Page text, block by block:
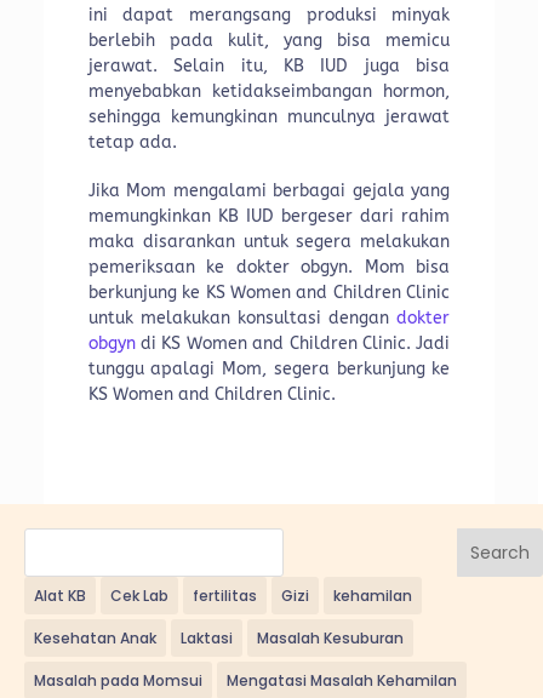
ini dapat merangsang produksi minyak
berlebih pada kulit, yang bisa memicu
jerawat. Selain itu, KB IUD juga bisa
menyebabkan ketidakseimbangan hormon,
sehingga kemungkinan munculnya jerawat
tetap ada.
Jika Mom mengalami berbagai gejala yang
memungkinkan KB IUD bergeser dari rahim
maka disarankan untuk segera melakukan
pemeriksaan ke dokter obgyn. Mom bisa
berkunjung ke KS Women and Children Clinic
untuk melakukan konsultasi dengandokter
obgyndi KS Women and Children Clinic. Jadi
tunggu apalagi Mom, segera berkunjung ke
KS Women and Children Clinic.
Search
Alat KB Cek Lab fertilitas Gizi kehamilan
Kesehatan Anak Laktasi Masalah Kesuburan
Masalah pada Momsui Mengatasi Masalah Kehamilan